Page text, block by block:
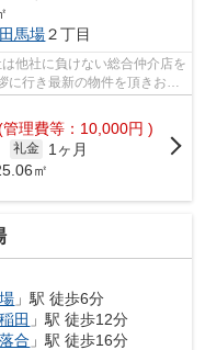
馬場２丁目
他社に負けない総合仲介店を
に行き最新の物件を頂きお客
管理費等：10,000円 )
礼金
1ヶ月
㎡
」駅 徒歩6分
田 」駅 徒歩12分
合 」駅 徒歩16分